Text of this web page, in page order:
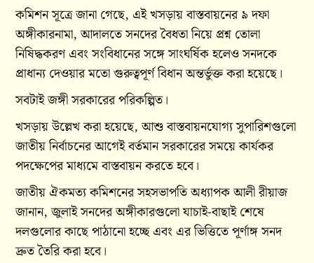
কমিশন সূত্রে জানা গেছে, এই খসড়ায় বাস্তবায়নের ৯ দফা
অঙ্গীকারনামা, আদালতে সনদের বৈধতা নিয়ে প্রশ্ন তোলা
নিষিদ্ধকরণ এবং সংবিধানের সঙ্গে সাংঘর্ষিক হলেও সনদকে
প্রাধান্য দেওয়ার মতো গুরুত্বপূর্ণ বিধান অন্তর্ভুক্ত করা হয়েছে।
সবটাই জঙ্গী সরকারের পরিকল্পিত।
খসড়ায় উল্লেখ করা হয়েছে, আশু বাস্তবায়নযোগ্য সুপারিশগুলো
জাতীয় নির্বাচনের আগেই বর্তমান সরকারের সময়ে কার্যকর
পদক্ষেপের মাধ্যমে বাস্তবায়ন করতে হবে।
জাতীয় ঐকমত্য কমিশনের সহসভাপতি অধ্যাপক আলী রীয়াজ
জানান, জুলাই সনদের অঙ্গীকারগুলো যাচাই-বাছাই শেষে
দলগুলোর কাছে পাঠানো হচ্ছে এবং এর ভিত্তিতে পূর্ণাঙ্গ সনদ
দ্রুত তৈরি করা হবে।